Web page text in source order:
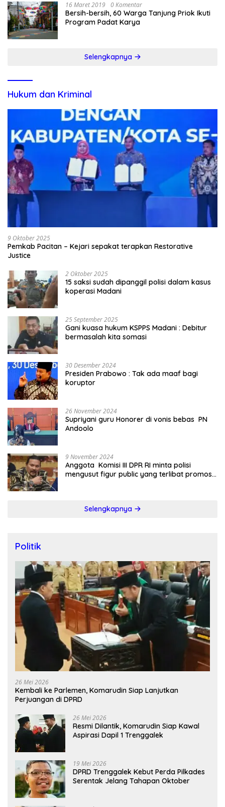
16 Maret 2019 0 Komentar
Bersih-bersih, 60 Warga Tanjung Priok Ikuti
Program Padat Karya
Selengkapnya
Hukum dan Kriminal
9 Oktober 2025
Pemkab Pacitan – Kejari sepakat terapkan Restorative
Justice
2 Oktober 2025
15 saksi sudah dipanggil polisi dalam kasus
koperasi Madani
25 September 2025
Gani kuasa hukum KSPPS Madani : Debitur
bermasalah kita somasi
30 Desember 2024
Presiden Prabowo : Tak ada maaf bagi
koruptor
26 November 2024
Supriyani guru Honorer di vonis bebas PN
Andoolo
9 November 2024
Anggota Komisi III DPR RI minta polisi
mengusut figur public yang terlibat promosi
Selengkapnya
Politik
26 Mei 2026
Kembali ke Parlemen, Komarudin Siap Lanjutkan
Perjuangan di DPRD
26 Mei 2026
Resmi Dilantik, Komarudin Siap Kawal
Aspirasi Dapil 1 Trenggalek
19 Mei 2026
DPRD Trenggalek Kebut Perda Pilkades
Serentak Jelang Tahapan Oktober